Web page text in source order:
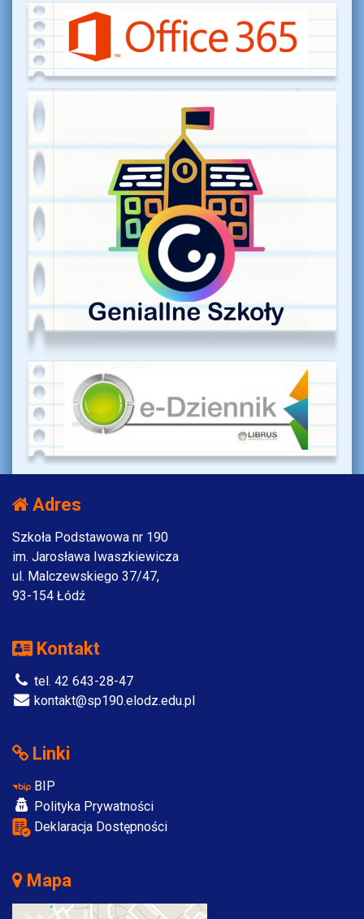
Adres
Szkoła Podstawowa nr 190
im. Jarosława Iwaszkiewicza
ul. Malczewskiego 37/47,
93-154 Łódź
Kontakt
tel. 42 643-28-47
kontakt@sp190.elodz.edu.pl
Linki
BIP
Polityka Prywatności
Deklaracja Dostępności
Mapa